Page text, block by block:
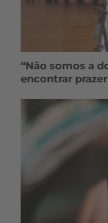
“Não somos a
encontrar